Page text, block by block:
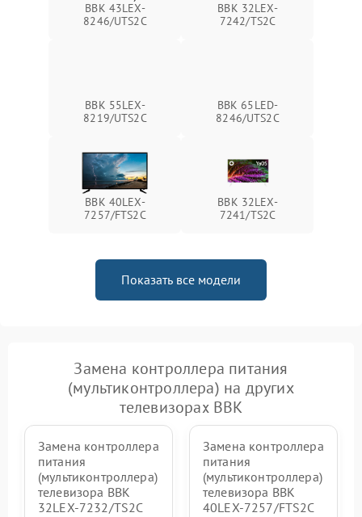
BBK 43LEX-
8246/UTS2C
BBK 32LEX-
7242/TS2C
BBK 55LEX-
8219/UTS2C
BBK 65LED-
8246/UTS2C
BBK 40LEX-
7257/FTS2C
BBK 32LEX-
7241/TS2C
Показать все модели
Замена контроллера питания
(мультиконтроллера) на других
телевизорах BBK
Замена контроллера
питания
(мультиконтроллера)
телевизора BBK
32LEX-7232/TS2C
Замена контроллера
питания
(мультиконтроллера)
телевизора BBK
40LEX-7257/FTS2C